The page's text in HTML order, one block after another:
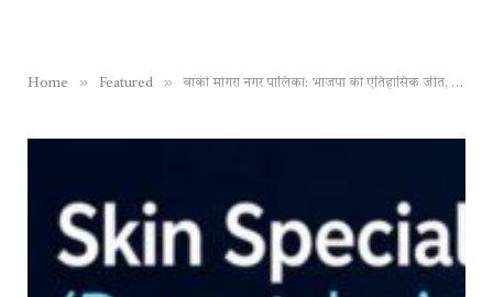
Home » Featured » बाकी मोगरा नगर पालिका: भाजपा की ऐतिहासिक जीत, विकास झा बने ‘चाणक्य’